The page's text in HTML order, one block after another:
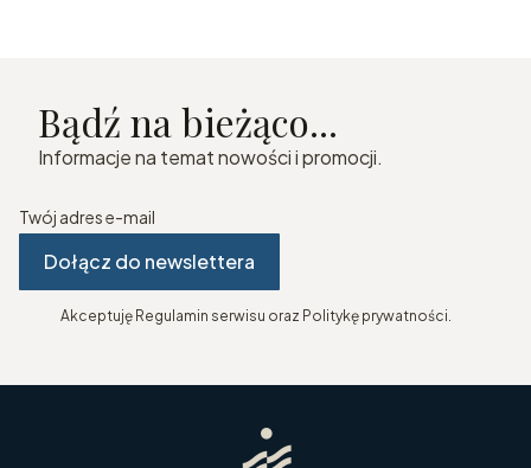
Bądź na bieżąco...
Informacje na temat nowości i promocji.
Twój adres e-mail
Dołącz do newslettera
Akceptuję Regulamin serwisu oraz Politykę prywatności.